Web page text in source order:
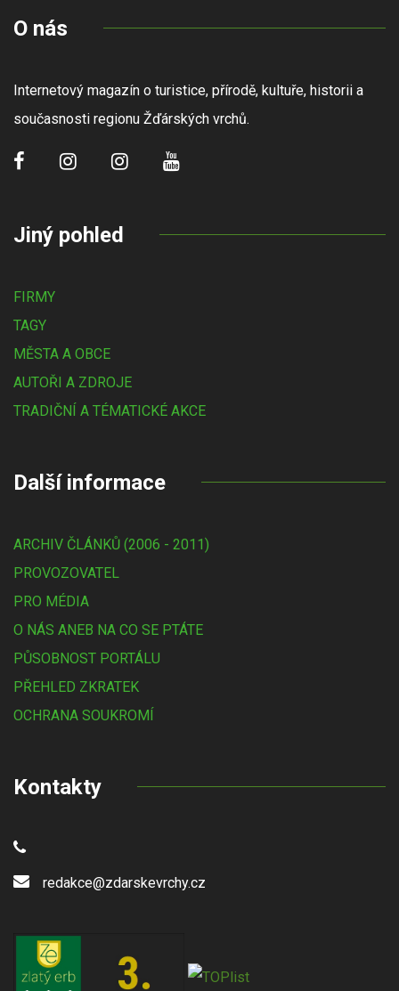
O nás
Internetový magazín o turistice, přírodě, kultuře, historii a
současnosti regionu Žďárských vrchů.
Jiný pohled
FIRMY
TAGY
MĚSTA A OBCE
AUTOŘI A ZDROJE
TRADIČNÍ A TÉMATICKÉ AKCE
Další informace
ARCHIV ČLÁNKŮ (2006 - 2011)
PROVOZOVATEL
PRO MÉDIA
O NÁS ANEB NA CO SE PTÁTE
PŮSOBNOST PORTÁLU
PŘEHLED ZKRATEK
OCHRANA SOUKROMÍ
Kontakty
redakce@zdarskevrchy.cz